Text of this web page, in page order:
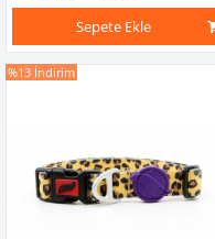
Sepete Ekle
%13 İndirim